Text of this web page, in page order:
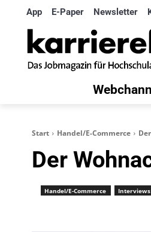
App E-Paper Newsletter
Start Handel/E-Commerce
Der
Handel/E-Commerce Interviews